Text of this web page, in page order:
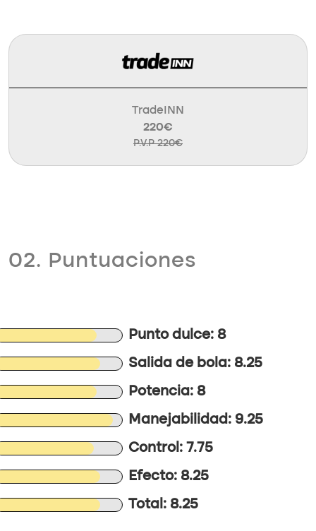
TradeINN
220€
P.V.P 220€
02. Puntuaciones
Punto dulce: 8
Salida de bola: 8.25
Potencia: 8
Manejabilidad: 9.25
Control: 7.75
Efecto: 8.25
Total: 8.25